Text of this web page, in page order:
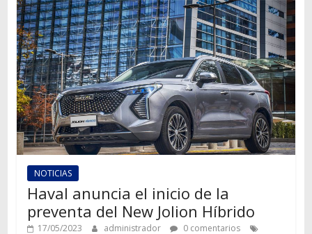
NOTICIAS
Haval anuncia el inicio de la
preventa del New Jolion Híbrido
17/05/2023 administrador
0 comentarios